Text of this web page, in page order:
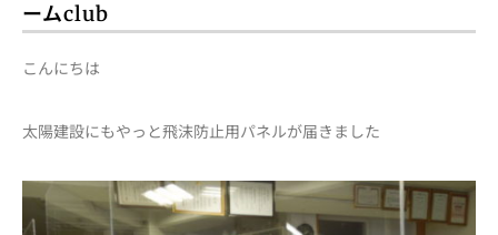
ームclub
こんにちは
太陽建設にもやっと飛沫防止用パネルが届きました